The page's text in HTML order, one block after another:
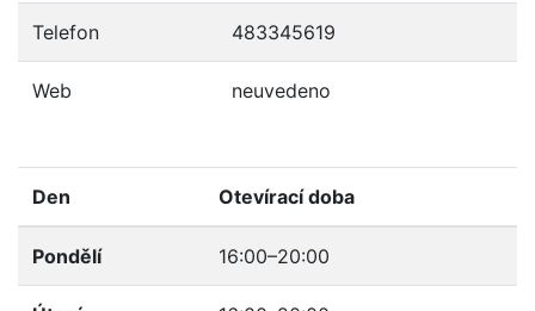
Telefon 483345619
Web neuvedeno
Den Otevírací doba
Pondělí 16:00–20:00